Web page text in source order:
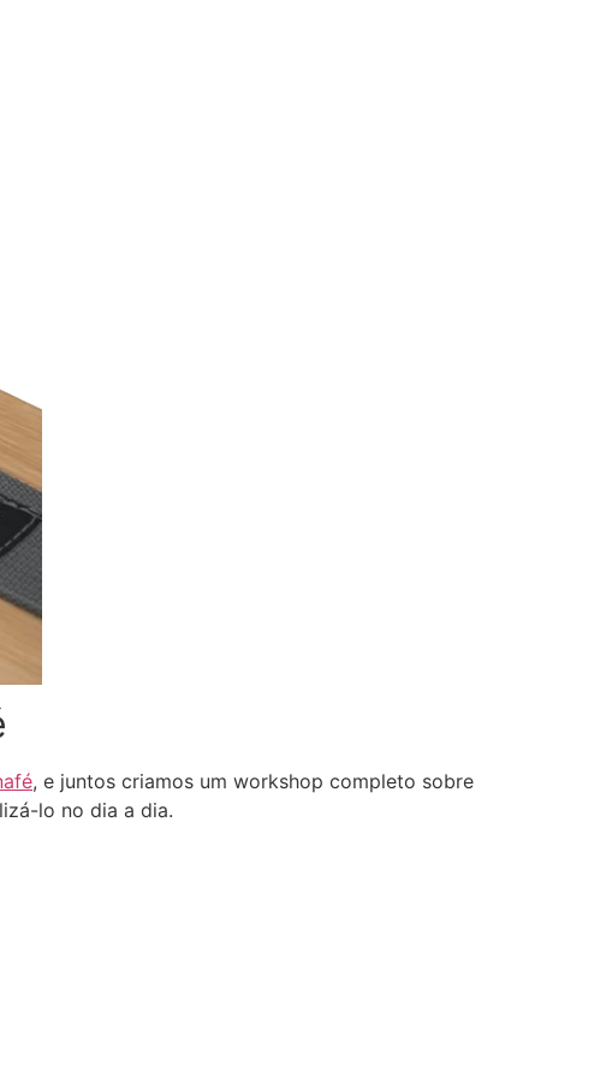
, e juntos criamos um workshop completo sobre
lo no dia a dia.